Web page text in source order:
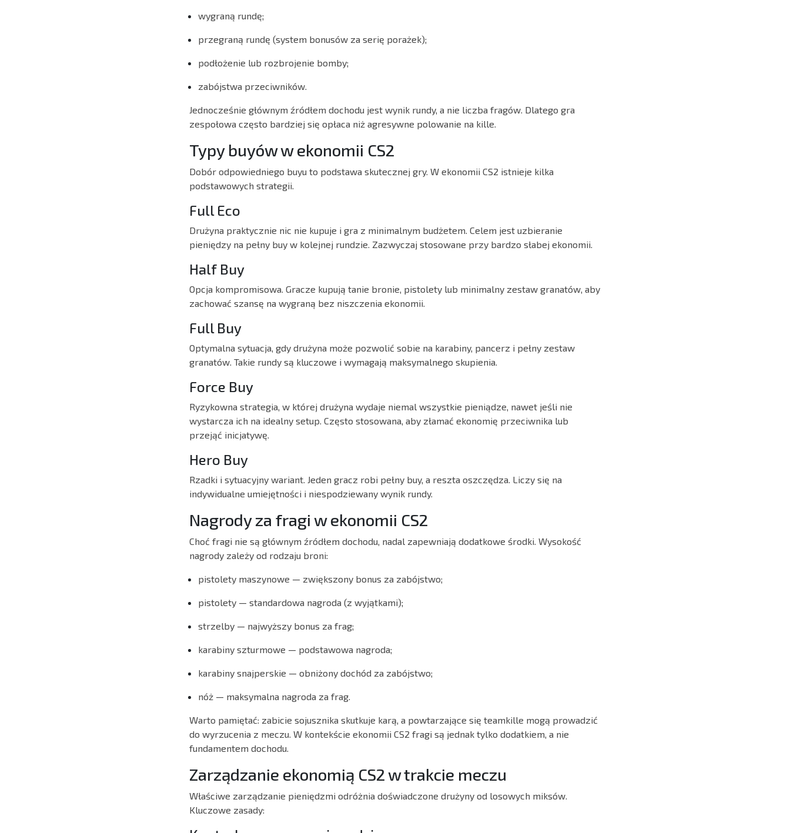
wygraną rundę;
przegraną rundę (system bonusów za serię porażek);
podłożenie lub rozbrojenie bomby;
zabójstwa przeciwników.
Jednocześnie głównym źródłem dochodu jest wynik rundy, a nie liczba fragów. Dlatego gra
zespołowa często bardziej się opłaca niż agresywne polowanie na kille.
Typy buyów w ekonomii CS2
Dobór odpowiedniego buyu to podstawa skutecznej gry. W ekonomii CS2 istnieje kilka
podstawowych strategii.
Full Eco
Drużyna praktycznie nic nie kupuje i gra z minimalnym budżetem. Celem jest uzbieranie
pieniędzy na pełny buy w kolejnej rundzie. Zazwyczaj stosowane przy bardzo słabej ekonomii.
Half Buy
Opcja kompromisowa. Gracze kupują tanie bronie, pistolety lub minimalny zestaw granatów, aby
zachować szansę na wygraną bez niszczenia ekonomii.
Full Buy
Optymalna sytuacja, gdy drużyna może pozwolić sobie na karabiny, pancerz i pełny zestaw
granatów. Takie rundy są kluczowe i wymagają maksymalnego skupienia.
Force Buy
Ryzykowna strategia, w której drużyna wydaje niemal wszystkie pieniądze, nawet jeśli nie
wystarcza ich na idealny setup. Często stosowana, aby złamać ekonomię przeciwnika lub
przejąć inicjatywę.
Hero Buy
Rzadki i sytuacyjny wariant. Jeden gracz robi pełny buy, a reszta oszczędza. Liczy się na
indywidualne umiejętności i niespodziewany wynik rundy.
Nagrody za fragi w ekonomii CS2
Choć fragi nie są głównym źródłem dochodu, nadal zapewniają dodatkowe środki. Wysokość
nagrody zależy od rodzaju broni:
pistolety maszynowe — zwiększony bonus za zabójstwo;
pistolety — standardowa nagroda (z wyjątkami);
strzelby — najwyższy bonus za frag;
karabiny szturmowe — podstawowa nagroda;
karabiny snajperskie — obniżony dochód za zabójstwo;
nóż — maksymalna nagroda za frag.
Warto pamiętać: zabicie sojusznika skutkuje karą, a powtarzające się teamkille mogą prowadzić
do wyrzucenia z meczu. W kontekście ekonomii CS2 fragi są jednak tylko dodatkiem, a nie
fundamentem dochodu.
Zarządzanie ekonomią CS2 w trakcie meczu
Właściwe zarządzanie pieniędzmi odróżnia doświadczone drużyny od losowych miksów.
Kluczowe zasady: